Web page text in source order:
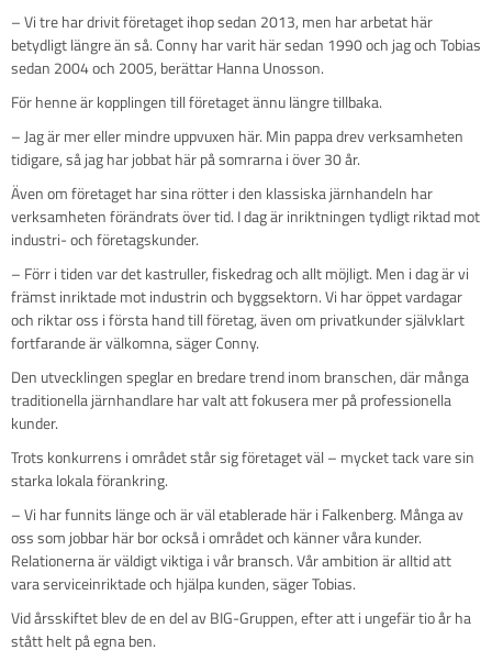
– Vi tre har drivit företaget ihop sedan 2013, men har arbetat här
betydligt längre än så. Conny har varit här sedan 1990 och jag och Tobias
sedan 2004 och 2005, berättar Hanna Unosson.
För henne är kopplingen till företaget ännu längre tillbaka.
– Jag är mer eller mindre uppvuxen här. Min pappa drev verksamheten
tidigare, så jag har jobbat här på somrarna i över 30 år.
Även om företaget har sina rötter i den klassiska järnhandeln har
verksamheten förändrats över tid. I dag är inriktningen tydligt riktad mot
industri- och företagskunder.
– Förr i tiden var det kastruller, fiskedrag och allt möjligt. Men i dag är vi
främst inriktade mot industrin och byggsektorn. Vi har öppet vardagar
och riktar oss i första hand till företag, även om privatkunder självklart
fortfarande är välkomna, säger Conny.
Den utvecklingen speglar en bredare trend inom branschen, där många
traditionella järnhandlare har valt att fokusera mer på professionella
kunder.
Trots konkurrens i området står sig företaget väl – mycket tack vare sin
starka lokala förankring.
– Vi har funnits länge och är väl etablerade här i Falkenberg. Många av
oss som jobbar här bor också i området och känner våra kunder.
Relationerna är väldigt viktiga i vår bransch. Vår ambition är alltid att
vara serviceinriktade och hjälpa kunden, säger Tobias.
Vid årsskiftet blev de en del av BIG-Gruppen, efter att i ungefär tio år ha
stått helt på egna ben.